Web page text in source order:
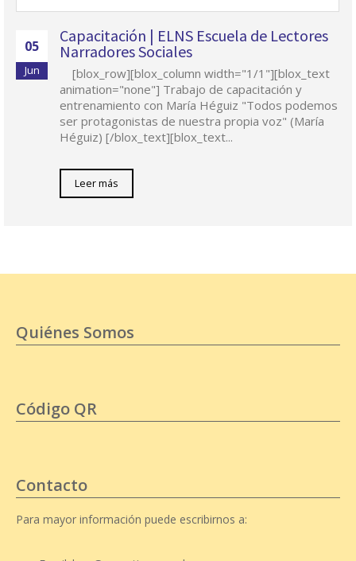
05
Jun
Capacitación | ELNS Escuela de Lectores
Narradores Sociales
[blox_row][blox_column width="1/1"][blox_text
animation="none"] Trabajo de capacitación y
entrenamiento con María Héguiz "Todos podemos
ser protagonistas de nuestra propia voz" (María
Héguiz) [/blox_text][blox_text...
Leer más
Quiénes Somos
Código QR
Contacto
Para mayor información puede escribirnos a: